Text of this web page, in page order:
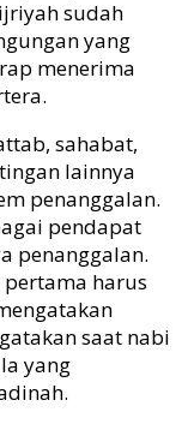
sudah
yang
menerima
sahabat,
lainnya
penanggalan.
pendapat
penanggalan.
harus
saat nabi
yang